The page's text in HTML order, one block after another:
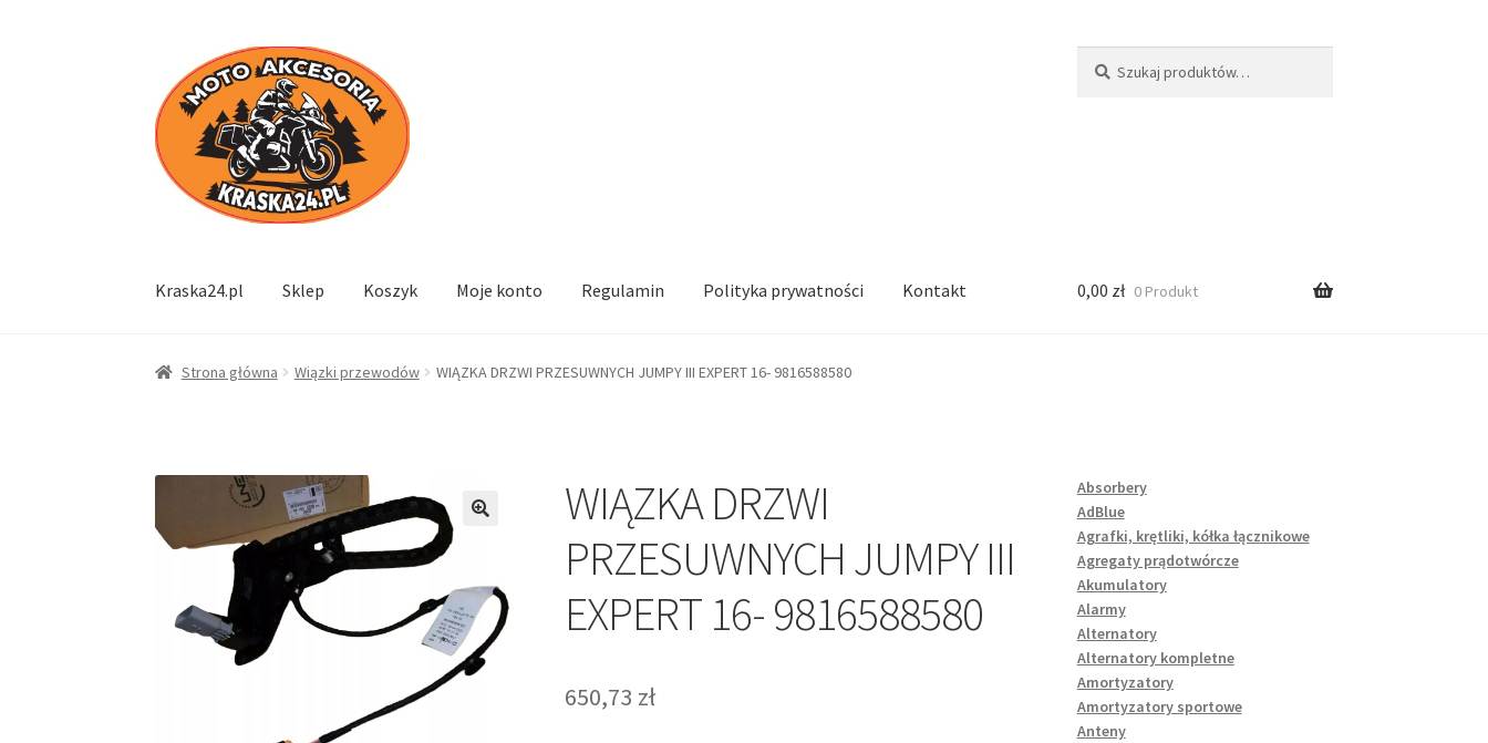
Przejdź
do
nawigacji
Przejdź
do
treści
Kraska24.pl Sklep Koszyk Moje konto Regulamin Polityka prywatności Kontakt 0,00 zł 0 Produkt
Strona główna Wiązki przewodów WIĄZKA DRZWI PRZESUWNYCH JUMPY III EXPERT 16- 9816588580
WIĄZKA DRZWI
PRZESUWNYCH JUMPY III
EXPERT 16- 9816588580
650,73 zł
Absorbery
AdBlue
Agrafki, krętliki, kółka łącznikowe
Agregaty prądotwórcze
Akumulatory
Alarmy
Alternatory
Alternatory kompletne
Amortyzatory
Amortyzatory sportowe
Anteny